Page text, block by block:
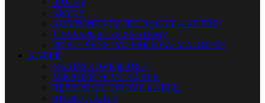
RACKY
KRYTY
KOMPONENTY PRE RACKY A KUFRE
TRANSPORTNÉ SYSTÉMY
PRÍSLUŠENSTVO PRE OBALY A KUFRE
KÁBLE
NÁSTROJOVÉ KÁBLE
MIKROFÓNOVÉ KÁBLE
REPRODUKTOROVÉ KÁBLE
AUDIO KÁBLE